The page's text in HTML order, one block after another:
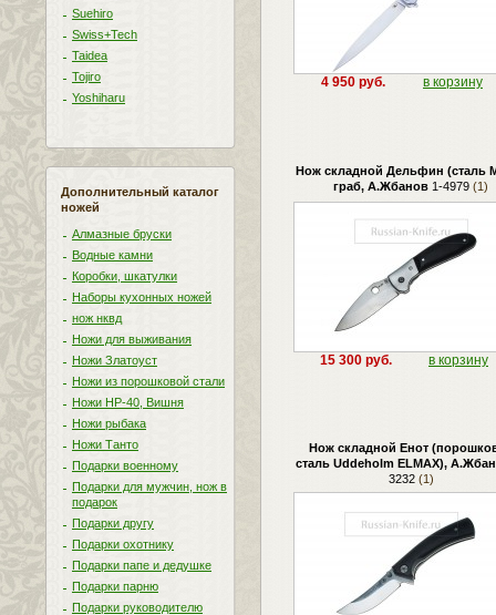
Suehiro
Swiss+Tech
Taidea
Tojiro
Yoshiharu
Дополнительный каталог
ножей
Алмазные бруски
Водные камни
Коробки, шкатулки
Наборы кухонных ножей
нож нквд
Ножи для выживания
Ножи Златоуст
Ножи из порошковой стали
Ножи НР-40, Вишня
Ножи рыбака
Ножи Танто
Подарки военному
Подарки для мужчин, нож в
подарок
Подарки другу
Подарки охотнику
Подарки папе и дедушке
Подарки парню
Подарки руководителю
4 950 руб. в корзину
Нож складной Дельфин (сталь
граб, А.Жбанов 1-4979 (1)
15 300 руб. в корзину
Нож складной Енот
сталь Uddeholm ELMAX),
3232(1)